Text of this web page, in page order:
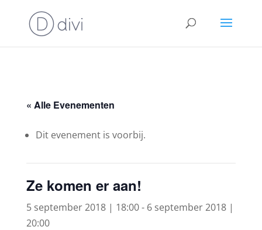
« Alle Evenementen
Dit evenement is voorbij.
Ze komen er aan!
5 september 2018 | 18:00- 6 september 2018 |
20:00